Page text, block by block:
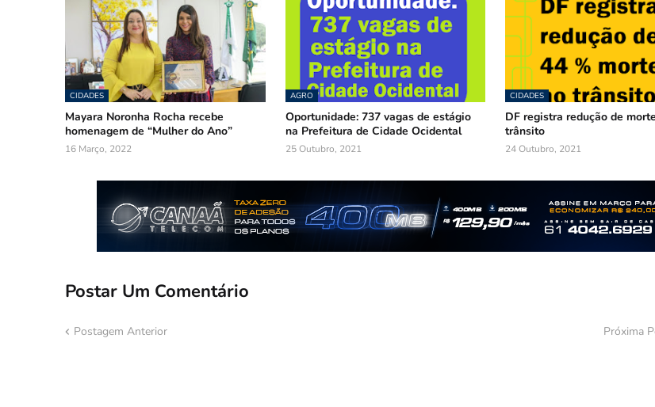
CIDADES
Mayara Noronha Rocha recebe
homenagem de “Mulher do Ano”
16 Março, 2022
AGRO
Oportunidade: 737 vagas de estágio
na Prefeitura de Cidade Ocidental
25 Outubro, 2021
CIDADES
DF registra redução de
trânsito
24 Outubro, 2021
Postar Um Comentário
Postagem Anterior Próxima